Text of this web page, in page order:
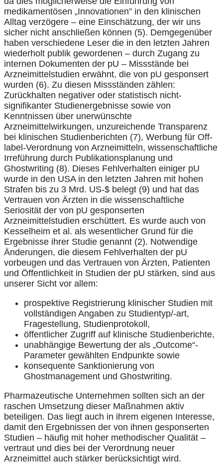
medikamentösen „Innovationen” in den klinischen
Alltag verzögere – eine Einschätzung, der wir uns
sicher nicht anschließen können (5). Demgegenüber
haben verschiedene Leser die in den letzten Jahren
wiederholt publik gewordenen – durch Zugang zu
internen Dokumenten der pU – Missstände bei
Arzneimittelstudien erwähnt, die von pU gesponsert
wurden (6). Zu diesen Missständen zählen:
Zurückhalten negativer oder statistisch nicht-
signifikanter Studienergebnisse sowie von
Kenntnissen über unerwünschte
Arzneimittelwirkungen, unzureichende Transparenz
bei klinischen Studienberichten (7), Werbung für Off-
label-Verordnung von Arzneimitteln, wissenschaftliche
Irreführung durch Publikationsplanung und
Ghostwriting (8). Dieses Fehlverhalten einiger pU
wurde in den USA in den letzten Jahren mit hohen
Strafen bis zu 3 Mrd. US-$ belegt (9) und hat das
Vertrauen von Ärzten in die wissenschaftliche
Seriosität der von pU gesponserten
Arzneimittelstudien erschüttert. Es wurde auch von
Kesselheim et al. als wesentlicher Grund für die
Ergebnisse ihrer Studie genannt (2). Notwendige
Änderungen, die diesem Fehlverhalten der pU
vorbeugen und das Vertrauen von Ärzten, Patienten
und Öffentlichkeit in Studien der pU stärken, sind aus
unserer Sicht vor allem:
prospektive Registrierung klinischer Studien mit
vollständigen Angaben zu Studientyp/-art,
Fragestellung, Studienprotokoll,
öffentlicher Zugriff auf klinische Studienberichte,
unabhängige Bewertung der als „Outcome“-
Parameter gewählten Endpunkte sowie
konsequente Sanktionierung von
Ghostmanagement und Ghostwriting.
Pharmazeutische Unternehmen sollten sich an der
raschen Umsetzung dieser Maßnahmen aktiv
beteiligen. Das liegt auch in ihrem eigenen Interesse,
damit den Ergebnissen der von ihnen gesponserten
Studien – häufig mit hoher methodischer Qualität –
vertraut und dies bei der Verordnung neuer
Arzneimittel auch stärker berücksichtigt wird.